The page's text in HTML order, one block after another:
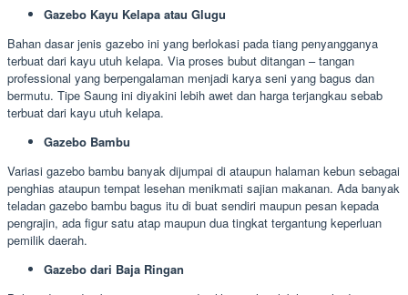
Gazebo Kayu Kelapa atau Glugu
Bahan dasar jenis gazebo ini yang berlokasi pada tiang penyangganya
terbuat dari kayu utuh kelapa. Via proses bubut ditangan – tangan
professional yang berpengalaman menjadi karya seni yang bagus dan
bermutu. Tipe Saung ini diyakini lebih awet dan harga terjangkau sebab
terbuat dari kayu utuh kelapa.
Gazebo Bambu
Variasi gazebo bambu banyak dijumpai di ataupun halaman kebun sebagai
penghias ataupun tempat lesehan menikmati sajian makanan. Ada banyak
teladan gazebo bambu bagus itu di buat sendiri maupun pesan kepada
pengrajin, ada figur satu atap maupun dua tingkat tergantung keperluan
pemilik daerah.
Gazebo dari Baja Ringan